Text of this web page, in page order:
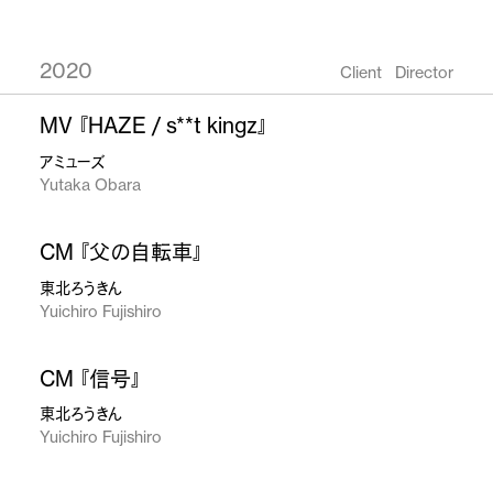
2020 Client Director
MV 『HAZE / s**t kingz』
アミューズ
Yutaka Obara
CM 『父の自転車』
東北ろうきん
Yuichiro Fujishiro
CM 『信号』
東北ろうきん
Yuichiro Fujishiro